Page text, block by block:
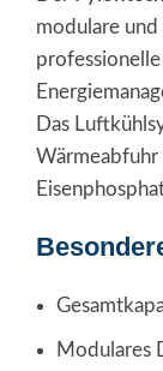
modulare
professionelle
Das
Wärmeabfuhr
Modulares